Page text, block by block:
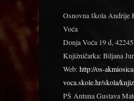
Osnovna škola Andrije
Voća
Donja Voća 19 d,
Knjižničarka: Biljana
Web:http://os-
voca.skole.hr/skola/
PŠ Antuna Gustava